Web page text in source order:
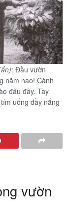
: Đầu vườn
năm nao! Cành
đâu đây. Tay
uống đầy nắng
vườn